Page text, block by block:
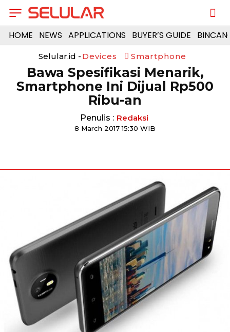
HOME NEWS APPLICATIONS BUYER’S GUIDE
Selular.id - Devices Smartphone
Bawa Spesifikasi Menarik,
Smartphone Ini Dijual Rp500
Ribu-an
Penulis : Redaksi
8 March 2017 15:30 WIB